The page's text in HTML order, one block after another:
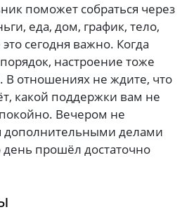
поможет собраться через
еда, дом, график, тело,
сегодня важно. Когда
настроение тоже
В отношениях не ждите, что
какой поддержки вам не
Вечером не
дополнительными делами
день прошёл достаточно